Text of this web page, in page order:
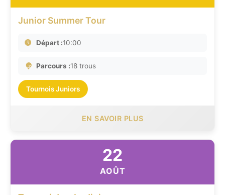
Junior Summer Tour
Départ :10:00
Parcours :18 trous
Tournois Juniors
EN SAVOIR PLUS
22
AOÛT